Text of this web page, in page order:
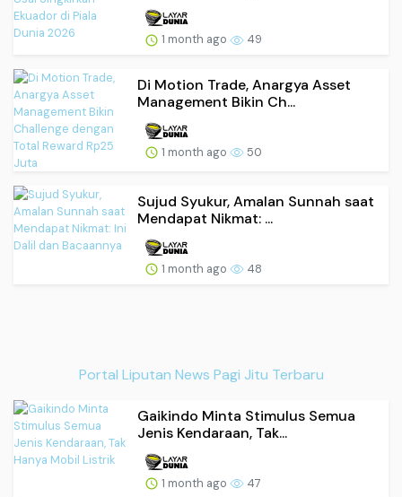
1 month ago 49
Di Motion Trade, Anargya Asset
Management Bikin Ch...
1 month ago 50
Sujud Syukur, Amalan Sunnah saat
Mendapat Nikmat: ...
1 month ago 48
Portal Liputan News Pagi Jitu Terbaru
Gaikindo Minta Stimulus Semua
Jenis Kendaraan, Tak...
1 month ago 47